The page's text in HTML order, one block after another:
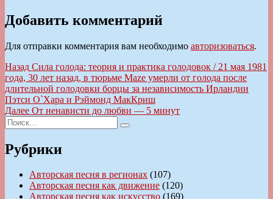
Добавить комментарий
Для отправки комментария вам необходимо авторизоваться.
Навигация
по
записям
Назад Предыдущая
запись:
Сила голода: теория и практика голодовок / 21 мая 1981
года, 30 лет назад, в тюрьме Maze умерли от голода после
длительной голодовки борцы за независимость Ирландии
Пэтси О`Хара и Рэймонд МакКриш
Далее Следующая
От ненависти до любви — 5 минут
Искать:
Поиск
Рубрики
Авторская песня в регионах (107)
Авторская песня как движение (120)
Авторская песня как искусство (169)